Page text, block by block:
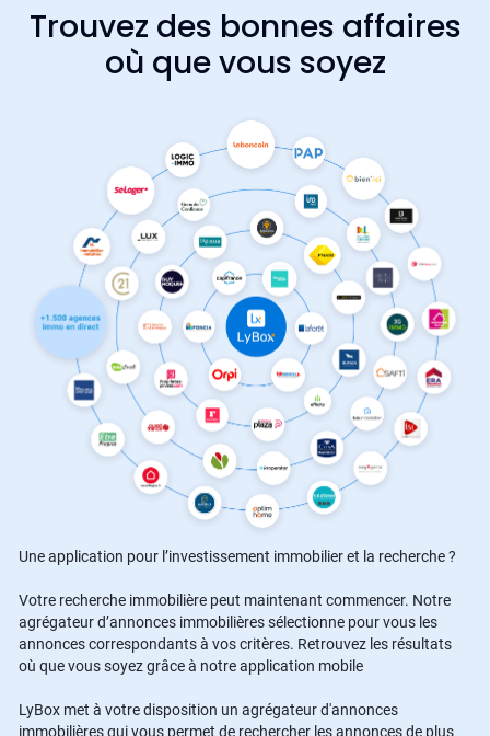
Trouvez des bonnes affaires
où que vous soyez
Une application pour l’investissement immobilier et la recherche ?
Votre recherche immobilière peut maintenant commencer. Notre
agrégateur d’annonces immobilières sélectionne pour vous les
annonces correspondants à vos critères. Retrouvez les résultats
où que vous soyez grâce à notre application mobile
LyBox met à votre disposition un agrégateur d'annonces
immobilières qui vous permet de rechercher les annonces de plus